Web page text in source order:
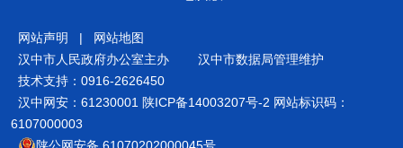
网站声明 |
网站地图
汉中市人民政府办公室主办
汉中市数据局管理维护
技术支持：0916-2626450
汉中网安：61230001 陕ICP备14003207号-2 网站标识码：
6107000003